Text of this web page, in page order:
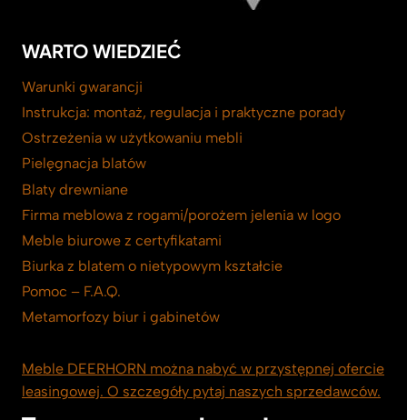
WARTO WIEDZIEĆ
Warunki gwarancji
Instrukcja: montaż, regulacja i praktyczne porady
Ostrzeżenia w użytkowaniu mebli
Pielęgnacja blatów
Blaty drewniane
Firma meblowa z rogami/porożem jelenia w logo
Meble biurowe z certyfikatami
Biurka z blatem o nietypowym kształcie
Pomoc – F.A.Q.
Metamorfozy biur i gabinetów
Meble DEERHORN można nabyć w przystępnej ofercie
leasingowej. O szczegóły pytaj naszych sprzedawców.